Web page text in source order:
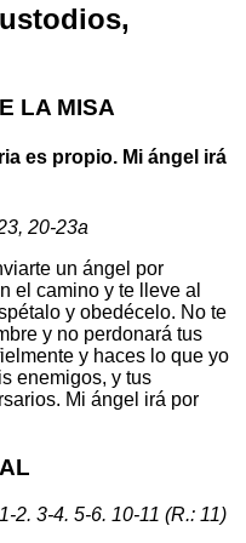
LA MISA
es propio. Mi ángel irá
20-23a
un ángel por
el camino y te lleve al
y obedécelo. No te
y no perdonará tus
y haces lo que yo
enemigos, y tus
Mi ángel irá por
2. 3-4. 5-6. 10-11 (R.: 11)